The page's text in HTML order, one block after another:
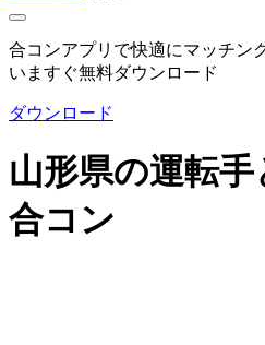
合コンアプリで快適にマッチン
いますぐ無料ダウンロード
ダウンロード
山形県の運転手
合コン